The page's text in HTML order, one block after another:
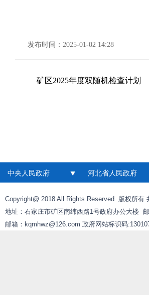
发布时间：2025-01-02 14:28
矿区2025年度双随机检查计划